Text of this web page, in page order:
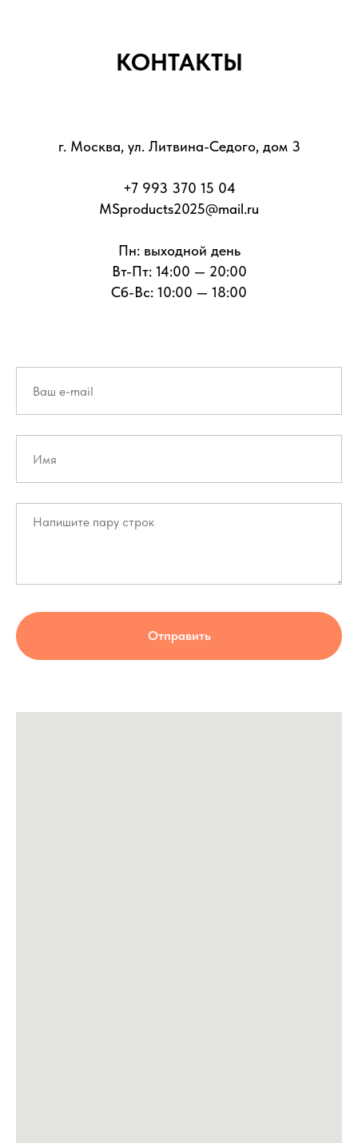
КОНТАКТЫ
г. Москва, ул. Литвина-Седого, дом 3
+7 993 370 15 04
MSproducts2025@mail.ru
Пн: выходной день
Вт-Пт: 14:00 — 20:00
Сб-Вс: 10:00 — 18:00
Отправить